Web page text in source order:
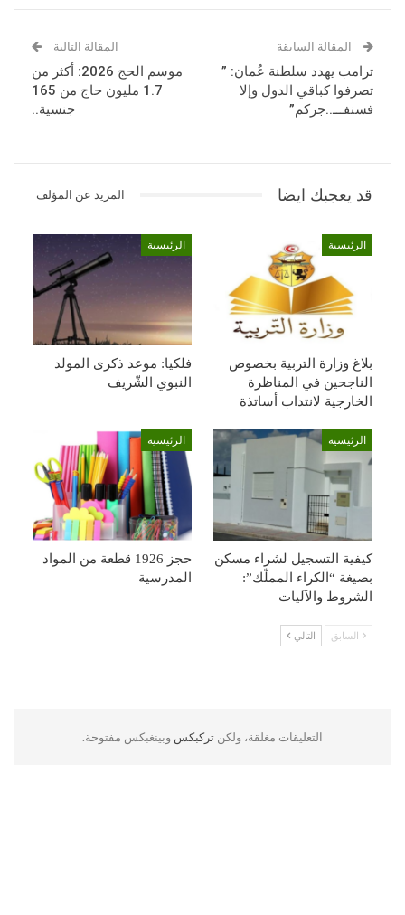
المقالة السابقة
ترامب يهدد سلطنة عُمان: ”
تصرفوا كباقي الدول وإلا
فسنفـــ..جركم”
المقالة التالية
موسم الحج 2026: أكثر من
1.7 مليون حاج من 165
جنسية..
قد يعجبك ايضا المزيد عن المؤلف
الرئيسية
بلاغ وزارة التربية بخصوص
الناجحين في المناظرة
الخارجية لانتداب أساتذة
الرئيسية
فلكيا: موعد ذكرى المولد
النبوي الشّريف
الرئيسية
كيفية التسجيل لشراء مسكن
بصيغة “الكراء المملّك”:
الشروط والآليات
الرئيسية
حجز 1926 قطعة من المواد
المدرسية
السابق التالي
التعليقات مغلقة، ولكن تركبكس وبينغبكس مفتوحة.